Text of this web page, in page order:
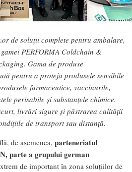
de soluții complete pentru ambalare,
PERFORMA Coldchain &
Gama de produse
pentru a proteja produsele sensibile
farmaceutice, vaccinurile,
perisabile și substanțele chimice.
livrări sigure și păstrarea calității
de transport sau distanță.
de asemenea, parteneriatul
parte a grupului german
de important în zona soluțiilor de